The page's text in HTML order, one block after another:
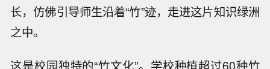
长，仿佛引导师生沿着“竹”迹，走进这片知识绿洲
之中。